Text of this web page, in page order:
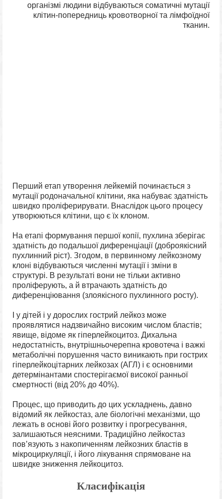
організмі людини відбуваються соматичні мутації
клітин-попередниць кровотворної та лімфоїдної
тканин.
Перший етап утворення лейкемій починається з
мутації родоначальної клітини, яка набуває здатність
швидко проліферирувати. Внаслідок цього процесу
утворюються клітини, що є їх клоном.
На етапі формування першої копії, пухлина зберігає
здатність до подальшої диференціації (доброякісний
пухлинний ріст). Згодом, в первинному лейкозному
клоні відбуваються численні мутації і зміни в
структурі. В результаті вони не тільки активно
проліферують, а й втрачають здатність до
диференціювання (злоякісного пухлинного росту).
І у дітей і у дорослих гострий лейкоз може
проявлятися надзвичайно високим числом бластів;
явище, відоме як гіперлейкоцитоз. Дихальна
недостатність, внутрішньочерепна кровотеча і важкі
метаболічні порушення часто виникають при гострих
гіперлейкоцітарних лейкозах (АГЛ) і є основними
детермінантами спостерігаємої високої ранньої
смертності (від 20% до 40%).
Процес, що приводить до цих ускладнень, давно
відомий як лейкостаз, але біологічні механізми, що
лежать в основі його розвитку і прогресування,
залишаються неясними. Традиційно лейкостаз
пов’язують з накопиченням лейкозних бластів в
мікроциркуляції, і його лікування спрямоване на
швидке зниження лейкоцитоз.
Класифікація